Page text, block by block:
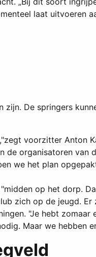
laat uitvoeren
De springers
voorzitter Anton
organisatoren
we het plan
op het dorp.
zich op de jeugd.
"Je hebt
Maar we hebben